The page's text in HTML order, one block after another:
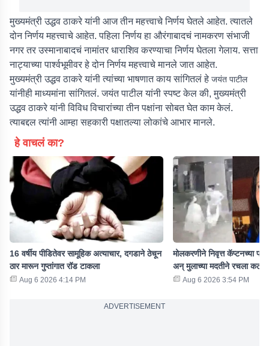
मुख्यमंत्री उद्धव ठाकरे यांनी आज तीन महत्त्वाचे निर्णय घेतले आहेत. त्यातले
दोन निर्णय महत्त्वाचे आहेत. पहिला निर्णय हा औरंगाबादचं नामकरण संभाजी
नगर तर उस्मानाबादचं नामांतर धाराशिव करण्याचा निर्णय घेतला गेलाय. सत्ता
नाट्याच्या पार्श्वभूमीवर हे दोन निर्णय महत्त्वाचे मानले जात आहेत.
मुख्यमंत्री उद्धव ठाकरे यांनी त्यांच्या भाषणात काय सांगितलं हे जयंत पाटील
यांनीही माध्यमांना सांगितलं. जयंत पाटील यांनी स्पष्ट केल की, मुख्यमंत्री
उद्धव ठाकरे यांनी विविध विचारांच्या तीन पक्षांना सोबत घेत काम केलं.
त्याबद्दल त्यांनी आम्हा सहकारी पक्षातल्या लोकांचे आभार मानले.
हे वाचलं का?
16 वर्षीय पीडितेवर सामूहिक अत्याचार, दगडाने ठेचून
ठार मारून गुप्तांगात रॉड टाकला
Aug 6 2026 4:14 PM
मोलकरणीने निवृत्त कॅप्टनच्या
अन् मुलाच्या मदतीने रचला कट
Aug 6 2026 3:54 PM
ADVERTISEMENT